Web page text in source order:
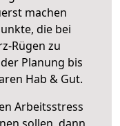
machen
die bei
Rügen zu
Planung bis
Hab & Gut.
Arbeitsstress